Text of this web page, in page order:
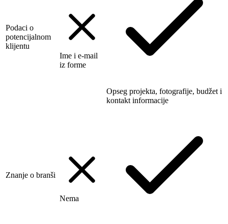
Podaci o
potencijalnom
klijentu
Ime i e-mail
iz forme
Opseg projekta, fotografije, budžet i
kontakt informacije
Znanje o branši
Nema